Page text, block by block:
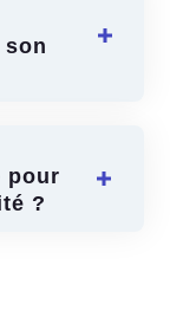
pour
?